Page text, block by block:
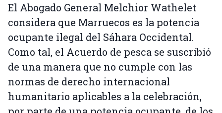
El Abogado General Melchior Wathelet
considera que Marruecos es la potencia
ocupante ilegal del Sáhara Occidental.
Como tal, el Acuerdo de pesca se suscribió
de una manera que no cumple con las
normas de derecho internacional
humanitario aplicables a la celebración,